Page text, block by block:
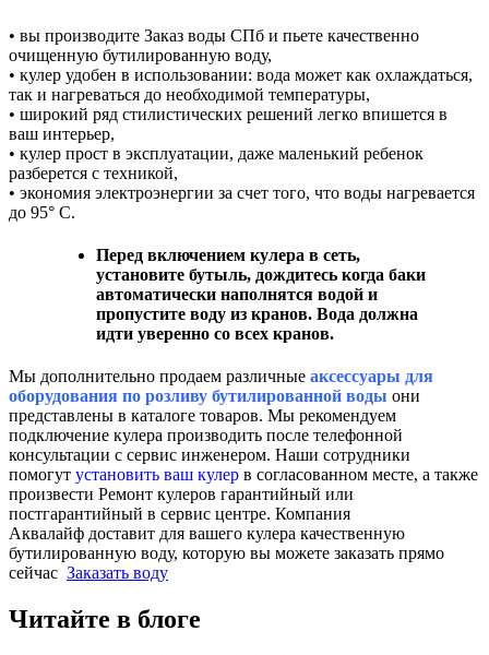
• вы производите Заказ воды СПб и пьете качественно
очищенную бутилированную воду,
• кулер удобен в использовании: вода может как охлаждаться,
так и нагреваться до необходимой температуры,
• широкий ряд стилистических решений легко впишется в
ваш интерьер,
• кулер прост в эксплуатации, даже маленький ребенок
разберется с техникой,
• экономия электроэнергии за счет того, что воды нагревается
до 95° C.
Перед включением кулера в сеть,
установите бутыль, дождитесь когда баки
автоматически наполнятся водой и
пропустите воду из кранов. Вода должна
идти уверенно со всех кранов.
Мы дополнительно продаем различные аксессуары для
оборудования по розливу бутилированной воды они
представлены в каталоге товаров. Мы рекомендуем
подключение кулера производить после телефонной
консультации с сервис инженером. Наши сотрудники
помогут установить ваш кулер в согласованном месте, а также
произвести Ремонт кулеров гарантийный или
постгарантийный в сервис центре. Компания
Аквалайф доставит для вашего кулера качественную
бутилированную воду, которую вы можете заказать прямо
сейчас Заказать воду
Читайте в блоге